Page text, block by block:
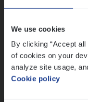
We use cookies
By clicking “Accept
of cookies on your
analyze site usage,
Cookie policy